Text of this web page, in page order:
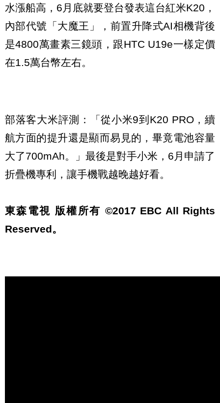
水漲船高，6月底就要登台發表這台紅米K20，
內部代號「大魔王」，前置升降式AI相機背後
是4800萬畫素三鏡頭，跟HTC U19e一樣定價
在1.5萬台幣左右。
部落客大米評測：「從小米9到K20 PRO，續
航方面的提升還是顯而易見的，畢竟電池容量
大了700mAh。」最後是對手小米，6月申請了
折疊機專利，讓手機戰越晚越好看。
東森電視 版權所有 ©2017 EBC All Rights
Reserved。